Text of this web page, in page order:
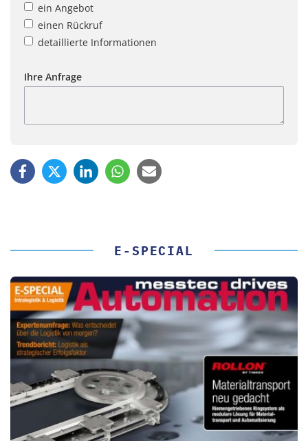
ein Angebot
einen Rückruf
detaillierte Informationen
Ihre Anfrage
E-SPECIAL